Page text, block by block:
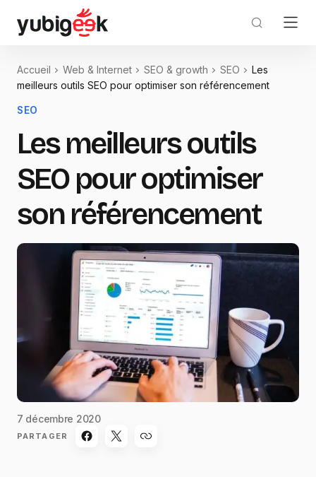
Accueil Web & Internet SEO & growth SEO
Les
meilleurs outils SEO pour optimiser son référencement
SEO
Les meilleurs outils
SEO pour optimiser
son référencement
7 décembre 2020
PARTAGER